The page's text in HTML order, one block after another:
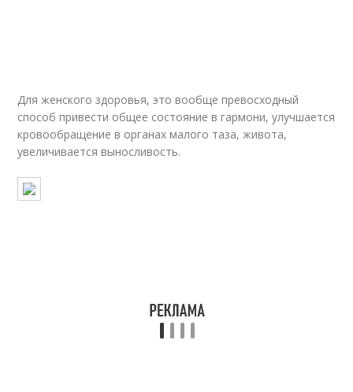
Для женского здоровья, это вообще превосходный
способ привести общее состояние в гармони, улучшается
кровообращение в органах малого таза, живота,
увеличивается выносливость.